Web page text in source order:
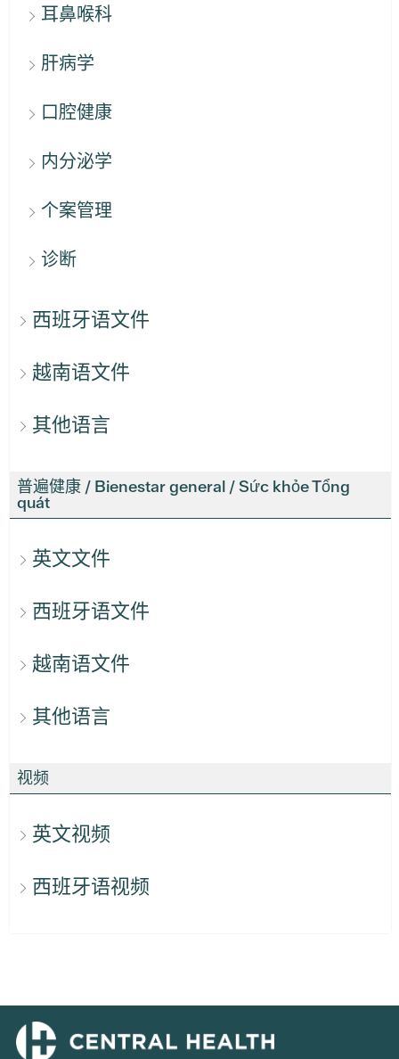
耳鼻喉科
肝病学
口腔健康
内分泌学
个案管理
诊断
西班牙语文件
越南语文件
其他语言
普遍健康 / Bienestar general / Sức khỏe Tổng
quát
英文文件
西班牙语文件
越南语文件
其他语言
视频
英文视频
西班牙语视频